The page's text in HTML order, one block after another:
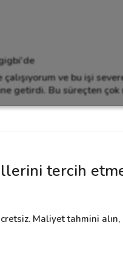
ve bu işi
getirdi. Bu süreçten çok
tercih
Maliyet tahmini